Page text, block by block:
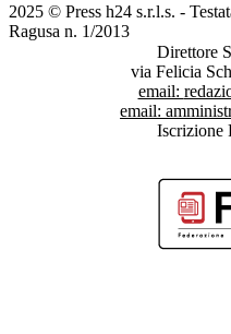
2025 © Press h24 s.r.l.s. -
Ragusa n. 1/2013
Direttore
via Felicia
email:
email:
Iscrizione